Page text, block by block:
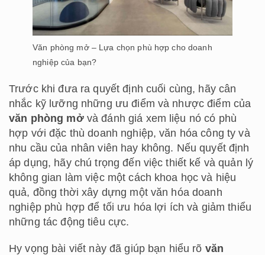
Văn phòng mở – Lựa chọn phù hợp cho doanh
nghiệp của bạn?
Trước khi đưa ra quyết định cuối cùng, hãy cân
nhắc kỹ lưỡng những ưu điểm và nhược điểm của
văn phòng mởvà đánh giá xem liệu nó có phù
hợp với đặc thù doanh nghiệp, văn hóa công ty và
nhu cầu của nhân viên hay không. Nếu quyết định
áp dụng, hãy chú trọng đến việc thiết kế và quản lý
không gian làm việc một cách khoa học và hiệu
quả, đồng thời xây dựng một văn hóa doanh
nghiệp phù hợp để tối ưu hóa lợi ích và giảm thiểu
những tác động tiêu cực.
Hy vọng bài viết này đã giúp bạn hiểu rõ văn